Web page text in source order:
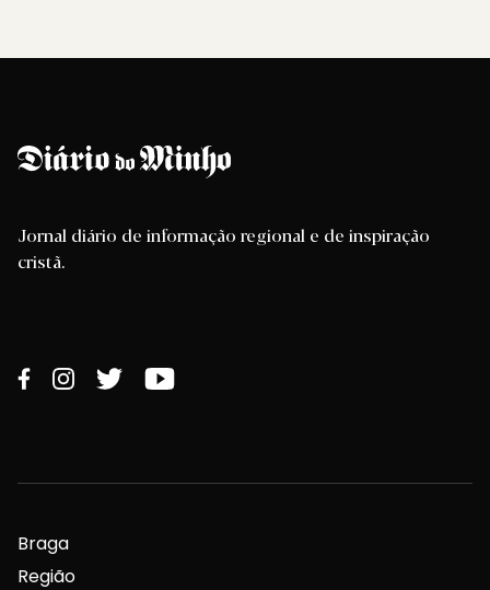
Jornal diário de informação regional e de inspiração
cristã.
Braga
Região